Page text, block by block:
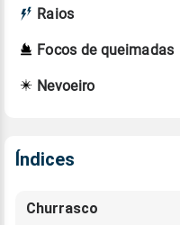
Raios
Focos de queimadas
Nevoeiro
Índices
Churrasco